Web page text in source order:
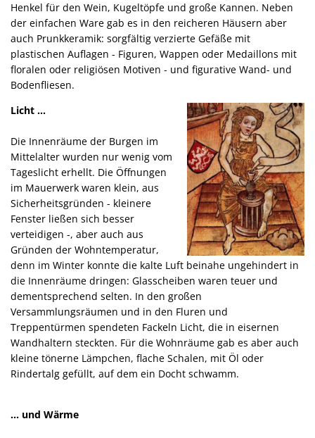
Henkel für den Wein, Kugeltöpfe und große Kannen. Neben
der einfachen Ware gab es in den reicheren Häusern aber
auch Prunkkeramik: sorgfältig verzierte Gefäße mit
plastischen Auflagen - Figuren, Wappen oder Medaillons mit
floralen oder religiösen Motiven - und figurative Wand- und
Bodenfliesen.
Licht ...
Die Innenräume der Burgen im
Mittelalter wurden nur wenig vom
Tageslicht erhellt. Die Öffnungen
im Mauerwerk waren klein, aus
Sicherheitsgründen - kleinere
Fenster ließen sich besser
verteidigen -, aber auch aus
Gründen der Wohntemperatur,
denn im Winter konnte die kalte Luft beinahe ungehindert in
die Innenräume dringen: Glasscheiben waren teuer und
dementsprechend selten. In den großen
Versammlungsräumen und in den Fluren und
Treppentürmen spendeten Fackeln Licht, die in eisernen
Wandhaltern steckten. Für die Wohnräume gab es aber auch
kleine tönerne Lämpchen, flache Schalen, mit Öl oder
Rindertalg gefüllt, auf dem ein Docht schwamm.
... und Wärme